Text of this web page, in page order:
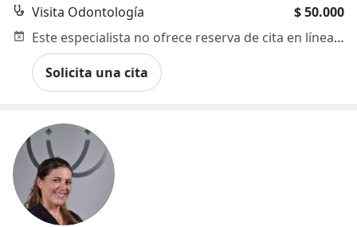
Visita Odontología
$ 50.000
Este especialista no ofrece reserva de cita en línea en esta dirección.
Solicita una cita